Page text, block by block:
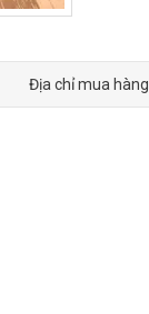
Địa chỉ mua hàng